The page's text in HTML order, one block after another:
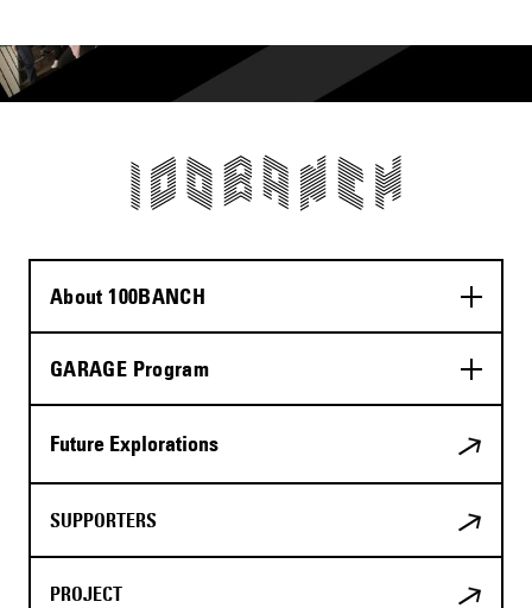
About 100BANCH
GARAGE Program
Future Explorations
SUPPORTERS
PROJECT